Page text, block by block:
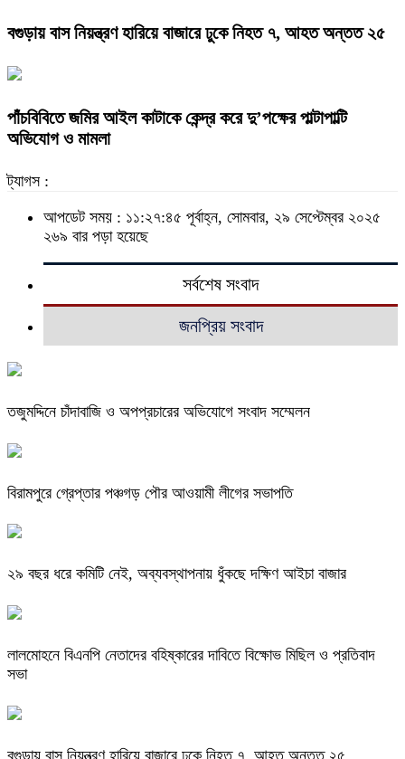
বগুড়ায় বাস নিয়ন্ত্রণ হারিয়ে বাজারে ঢুকে নিহত ৭, আহত অন্তত ২৫
পাঁচবিবিতে জমির আইল কাটাকে কেন্দ্র করে দু’পক্ষের পাল্টাপাল্টি
অভিযোগ ও মামলা
ট্যাগস :
আপডেট সময় : ১১:২৭:৪৫ পূর্বাহ্ন, সোমবার, ২৯ সেপ্টেম্বর ২০২৫
২৬৯ বার পড়া হয়েছে
সর্বশেষ সংবাদ
জনপ্রিয় সংবাদ
তজুমদ্দিনে চাঁদাবাজি ও অপপ্রচারের অভিযোগে সংবাদ সম্মেলন
বিরামপুরে গ্রেপ্তার পঞ্চগড় পৌর আওয়ামী লীগের সভাপতি
২৯ বছর ধরে কমিটি নেই, অব্যবস্থাপনায় ধুঁকছে দক্ষিণ আইচা বাজার
লালমোহনে বিএনপি নেতাদের বহিষ্কারের দাবিতে বিক্ষোভ মিছিল ও প্রতিবাদ
সভা